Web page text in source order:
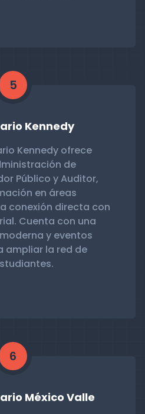
5
Kennedy
Kennedy ofrece
de
Público y Auditor,
en áreas
conexión directa con
Cuenta con una
y eventos
ampliar la red de
6
México Valle